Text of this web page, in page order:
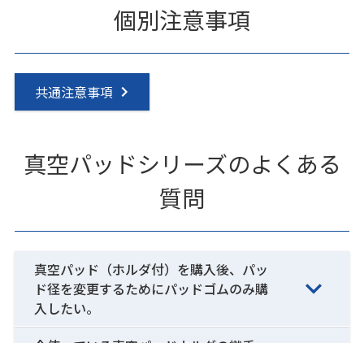
個別注意事項
共通注意事項
真空パッドシリーズのよくある
質問
真空パッド（ホルダ付）を購入後、パッ
ド径を変更するためにパッドゴムのみ購
入したい。